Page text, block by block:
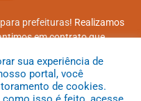
prefeituras! Realizamos
em contrato que
Pública
sua experiência de
portal, você
de cookies.